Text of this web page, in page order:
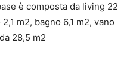
è composta da living 22
m2, bagno 6,1 m2, vano
28,5 m2